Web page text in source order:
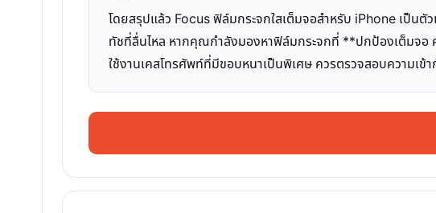
โดยสรุปแล้ว Focus ฟิล์มกระจกใสเต็มจอสำหรับ iPhone เป็
ทัชที่ลื่นไหล หากคุณกำลังมองหาฟิล์มกระจกที่ **ปกป้องเต็มจ
ใช้งานเคสโทรศัพท์ที่มีขอบหนาเป็นพิเศษ ควรตรวจสอบความเ